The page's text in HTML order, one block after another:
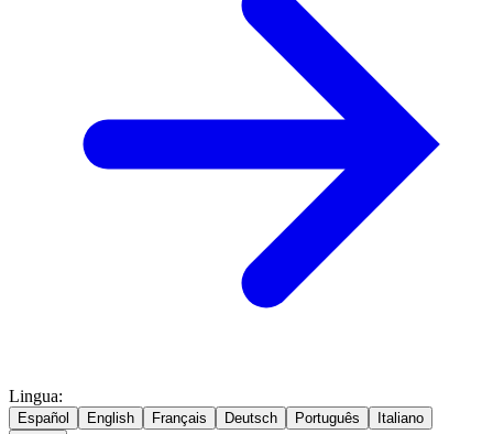
Lingua:
Español English Français Deutsch Português
Italiano